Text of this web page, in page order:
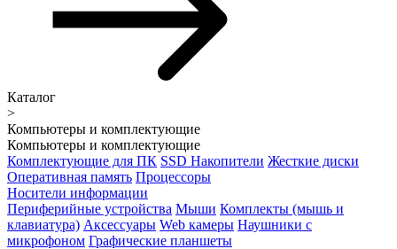
Каталог
>
Компьютеры и комплектующие
Компьютеры и комплектующие
Комплектующие для ПК SSD Накопители Жесткие диски
Оперативная память Процессоры
Носители информации
Периферийные устройства Мыши Комплекты (мышь и
клавиатура) Аксессуары Web камеры Наушники с
микрофоном Графические планшеты